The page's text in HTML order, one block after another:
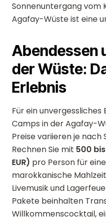
Sonnenuntergang vom
Agafay-Wüste ist eine
Abendessen
der Wüste:
Erlebnis
Für ein
Camps in der Agafay-
Preise variieren je
Rechnen Sie mit 500
EUR) pro Person für
marokkanische
Livemusik und
Pakete beinhalten
Willkommenscocktail,